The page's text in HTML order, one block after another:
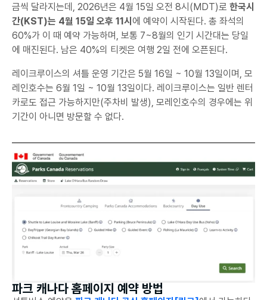
금씩 달라지는데, 2026년은 4월 15일 오전 8시(MDT)로 한국시
간(KST)는 4월 15일 오후 11시 에 예약이 시작된다. 총 좌석의
60%가 이 때 예약 가능하며, 보통 7~8월의 인기 시간대는 당일
에 매진된다. 남은 40%의 티켓은 여행 2일 전에 오픈된다.
레이크루이스의 셔틀 운영 기간은 5월 16일 ~ 10월 13일이며, 모
레인호수는 6월 1일 ~ 10월 13일이다. 레이크루이스는 일반 렌터
카로도 접근 가능하지만(주차비 발생), 모레인호수의 경우에는 위
기간이 아니면 방문할 수 없다.
파크 캐나다 홈페이지 예약 방법